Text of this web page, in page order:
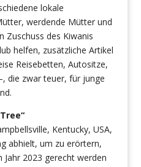
lokale
werdende Mütter und
Zuschuss des Kiwanis
helfen, zusätzliche Artikel
Reisebetten, Autositze,
die zwar teuer, für junge
Kentucky, USA,
abhielt, um zu erörtern,
2023 gerecht werden